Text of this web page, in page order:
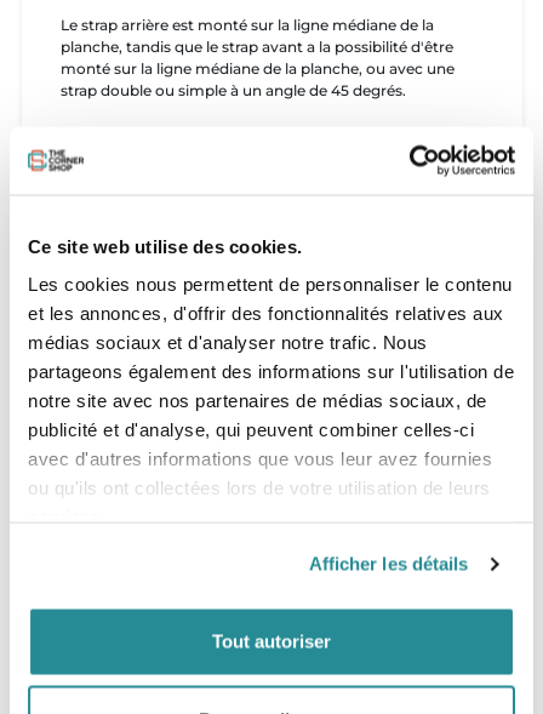
Ce site web utilise des cookies.
Les cookies nous permettent de personnaliser le contenu
et les annonces, d'offrir des fonctionnalités relatives aux
médias sociaux et d'analyser notre trafic. Nous
partageons également des informations sur l'utilisation de
notre site avec nos partenaires de médias sociaux, de
publicité et d'analyse, qui peuvent combiner celles-ci
avec d'autres informations que vous leur avez fournies
ou qu'ils ont collectées lors de votre utilisation de leurs
Afficher les détails
Tout autoriser
Le strap arrière est monté sur la ligne médiane de la
planche, tandis que le strap avant a la possibilité d'être
monté sur la ligne médiane de la planche, ou avec une
strap double ou simple à un angle de 45 degrés.
assemblage rapide et facile et un micro réglage. Ces
inserts sont compatibles avec n'importe quel système de
autotaraudeuses M6, 22 – 28 mm de long, selon
l'épaisseur de vos straps. Remarque : Footstraps vendus
Taille :
4'6" x 24" x 3.4" 58L
4'8" x 26" x 3.8" 74L
5'2" x 29.5" x 4.35" 105L